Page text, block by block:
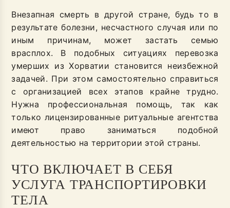
Внезапная смерть в другой стране, будь то в
результате болезни, несчастного случая или по
иным причинам, может застать семью
врасплох. В подобных ситуациях перевозка
умерших из Хорватии становится неизбежной
задачей. При этом самостоятельно справиться
с организацией всех этапов крайне трудно.
Нужна профессиональная помощь, так как
только лицензированные ритуальные агентства
имеют право заниматься подобной
деятельностью на территории этой страны.
ЧТО ВКЛЮЧАЕТ В СЕБЯ
УСЛУГА ТРАНСПОРТИРОВКИ
ТЕЛА